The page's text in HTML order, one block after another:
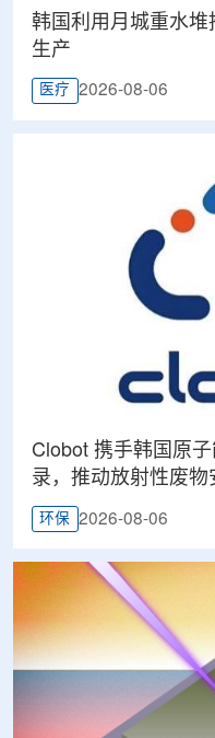
韩国利用月城重水
生产
医疗 2026-08-06
Clobot 携手韩国原
录，推动放射性废
环保 2026-08-06